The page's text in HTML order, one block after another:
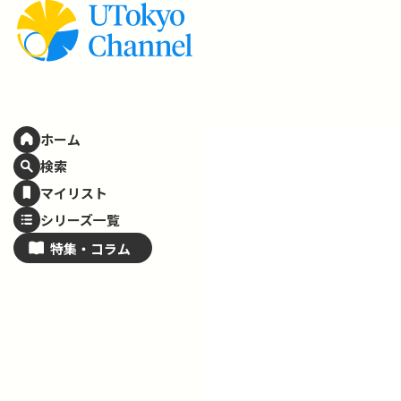
ホーム
検索
マイリスト
シリーズ一覧
特集・ コラム